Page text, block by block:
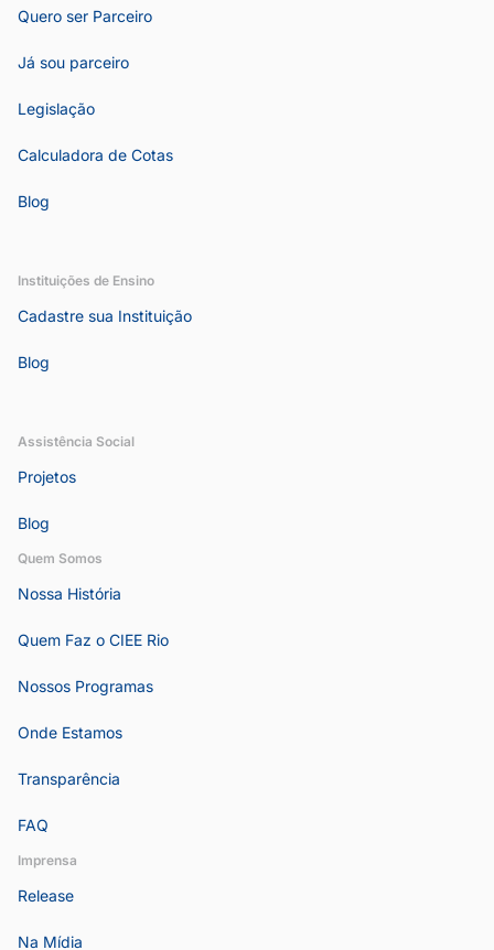
Quero ser Parceiro
Já sou parceiro
Legislação
Calculadora de Cotas
Blog
Instituições de Ensino
Cadastre sua Instituição
Blog
Assistência Social
Projetos
Blog
Quem Somos
Nossa História
Quem Faz o CIEE Rio
Nossos Programas
Onde Estamos
Transparência
FAQ
Imprensa
Release
Na Mídia